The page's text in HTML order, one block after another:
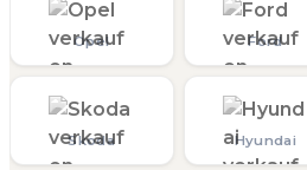
Opel Ford
Skoda Hyundai